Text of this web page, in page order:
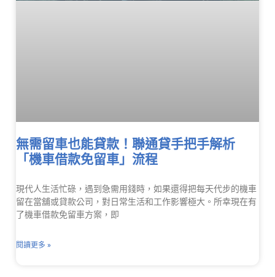
無需留車也能貸款！聯通貸手把手解析
「機車借款免留車」流程
現代人生活忙碌，遇到急需用錢時，如果還得把每天代步的機車
留在當舖或貸款公司，對日常生活和工作影響極大。所幸現在有
了機車借款免留車方案，即
閱讀更多 »